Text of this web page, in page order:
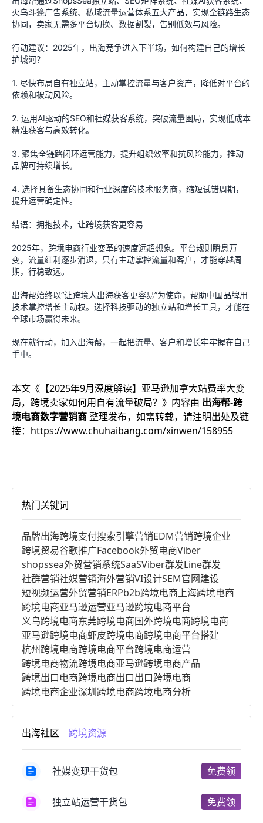
火鸟斗篷广告系统、私域流量运营体系五大产品，实现全链路生态
协同，卖家无需多平台切换、数据割裂，告别低效与风险。
行动建议：2025年，出海竞争进入下半场，如何构建自己的增长
护城河？
1. 尽快布局自有独立站，主动掌控流量与客户资产，降低对平台的
依赖和被动风险。
2. 运用AI驱动的SEO和社媒获客系统，突破流量困局，实现低成本
精准获客与高效转化。
3. 聚焦全链路闭环运营能力，提升组织效率和抗风险能力，推动
品牌可持续增长。
4. 选择具备生态协同和行业深度的技术服务商，缩短试错周期，
提升运营确定性。
结语：拥抱技术，让跨境获客更容易
2025年，跨境电商行业变革的速度远超想象。平台规则瞬息万
变，流量红利逐步消退，只有主动掌控流量和客户，才能穿越周
期，行稳致远。
出海帮始终以“让跨境人出海获客更容易”为使命，帮助中国品牌用
技术掌控增长主动权。选择科技驱动的独立站和增长工具，才能在
全球市场赢得未来。
现在就行动，加入出海帮，一起把流量、客户和增长牢牢握在自己
手中。
本文《 【2025年9月深度解读】亚马逊加拿大站费率大变
局，跨境卖家如何用自有流量破局？ 》内容由 出海帮-跨
境电商数字营销商整理发布，如需转载，请注明出处及链
接： https://www.chuhaibang.com/xinwen/158955
热门关键词
品牌出海跨境支付搜索引擎营销EDM营销跨境企业
跨境贸易谷歌推广Facebook外贸电商Viber
shopssea外贸营销系统SaaSViber群发Line群发
社群营销社媒营销海外营销VI设计SEM官网建设
短视频运营外贸营销ERPb2b跨境电商上海跨境电商
跨境电商亚马逊运营亚马逊跨境电商平台
义乌跨境电商东莞跨境电商国外跨境电商跨境电商
亚马逊跨境电商虾皮跨境电商跨境电商平台搭建
杭州跨境电商跨境电商平台跨境电商运营
跨境电商物流跨境电商亚马逊跨境电商产品
跨境出口电商跨境电商出口出口跨境电商
跨境电商企业深圳跨境电商跨境电商分析
进口跨境电商跨境电商服务广州跨境电商
跨境电商市场跨境电商创业跨境电商注册
跨境电商开店跨境电商营销
跨境电商商品个人跨境电商跨境电商案例
郑州跨境电商跨境电商趋势
跨境电商费用美国跨境电商
出海社区 跨境资源
社媒变现干货包 免费领
独立站运营干货包 免费领